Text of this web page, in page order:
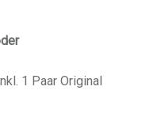
1 Paar Original